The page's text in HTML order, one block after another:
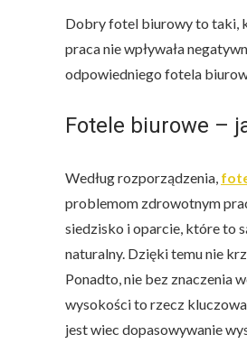
Dobry fotel biurowy to taki,
praca nie wpływała
odpowiedniego fotela
Fotele biurowe –
Według rozporządzenia,
problemom zdrowotnym
siedzisko i oparcie, które to
naturalny. Dzięki temu nie
Ponadto, nie bez znaczenia
wysokości to rzecz
jest wiec dopasowywanie